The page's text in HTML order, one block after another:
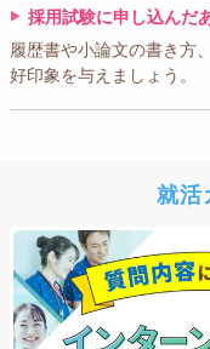
採用試験に申し込んだ
履歴書や小論文の書き方
好印象を与えましょう。
就活